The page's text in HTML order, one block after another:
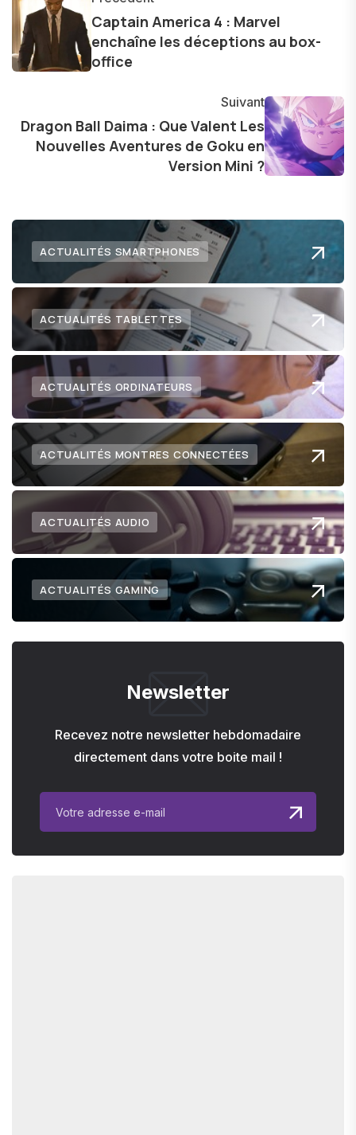
les consommateurs à comprendre et à naviguer
dans le paysage technologique en constante
évolution.
Captain America 4 : Marvel
enchaîne les déceptions au box-
office
Suivant
Dragon Ball Daima : Que Valent Les
Nouvelles Aventures de Goku en
Version Mini ?
ACTUALITÉS SMARTPHONES
ACTUALITÉS TABLETTES
ACTUALITÉS ORDINATEURS
ACTUALITÉS MONTRES CONNECTÉES
ACTUALITÉS AUDIO
ACTUALITÉS GAMING
Newsletter
Recevez notre newsletter hebdomadaire
directement dans votre boite mail !